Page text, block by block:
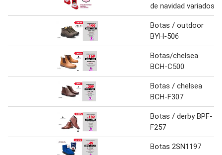
de navidad variados
Botas / outdoor
BYH-506
Botas/chelsea
BCH-C500
Botas / chelsea
BCH-F307
Botas / derby BPF-
F257
Botas 2SN1197